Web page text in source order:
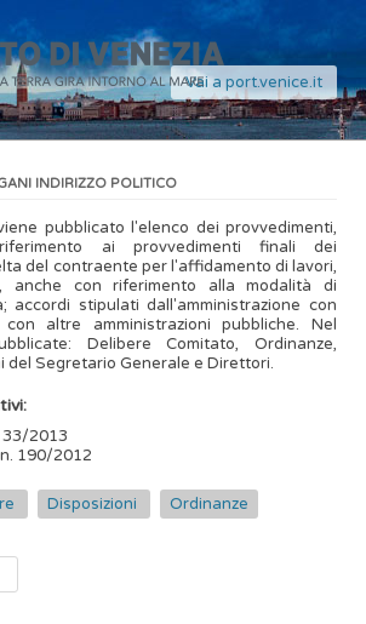
Vai a port.venice.it
INDIRIZZO POLITICO
pubblicato l'elenco dei provvedimenti,
ai provvedimenti finali dei
del contraente per l'affidamento di lavori,
anche con riferimento alla modalità di
accordi stipulati dall'amministrazione con
altre amministrazioni pubbliche. Nel
Delibere Comitato, Ordinanze,
del Segretario Generale e Direttori.
33/2013
190/2012
Disposizioni Ordinanze